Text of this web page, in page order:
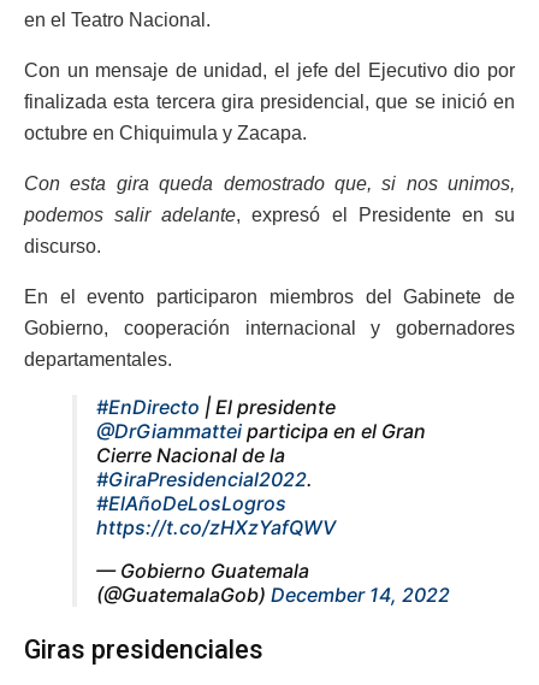
en el Teatro Nacional.
Con un mensaje de unidad, el jefe del Ejecutivo dio por
finalizada esta tercera gira presidencial, que se inició en
octubre en Chiquimula y Zacapa.
Con esta gira queda demostrado que, si nos unimos,
podemos salir adelante, expresó el Presidente en su
discurso.
En el evento participaron miembros del Gabinete de
Gobierno, cooperación internacional y gobernadores
departamentales.
#EnDirecto | El presidente
@DrGiammattei participa en el Gran
Cierre Nacional de la
#GiraPresidencial2022.
#ElAñoDeLosLogros
https://t.co/zHXzYafQWV
— Gobierno Guatemala
(@GuatemalaGob) December 14, 2022
Giras presidenciales